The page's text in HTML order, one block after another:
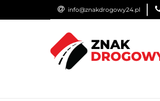
info@znakdrogowy24.pl